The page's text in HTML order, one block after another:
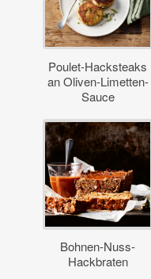
Poulet-Hacksteaks
an Oliven-Limetten-
Sauce
Bohnen-Nuss-
Hackbraten